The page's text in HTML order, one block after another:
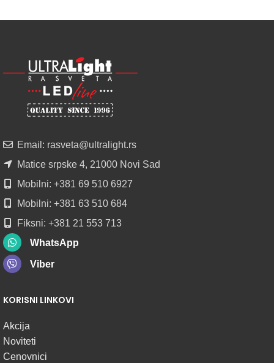
LED
PROFILI
TRIMLESS
DIFUZOROM
POGLEDAJ
Email: rasveta@ultralight.rs
Matice srpske 4, 21000 Novi Sad
Mobilni: +381 69 510 6927
Mobilni: +381 63 510 684
Fiksni: +381 21 553 713
WhatsApp
Viber
KORISNI LINKOVI
Akcija
Noviteti
Cenovnici